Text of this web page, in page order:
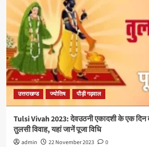
उत्तराखण्ड ज्योतिष पौड़ी गढ़वाल
Tulsi Vivah 2023: देवउठनी एकादशी के एक दिन
तुलसी विवाह, यहां जानें पूजा विधि
admin 22 November 2023
0